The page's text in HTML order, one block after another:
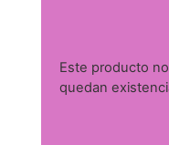
Este producto
quedan